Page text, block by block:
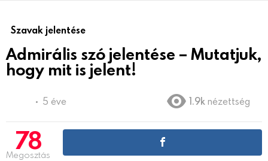
Szavak jelentése
Admirális szó jelentése – Mutatjuk,
hogy mit is jelent!
5 éve 1.9k nézettség
78
Megosztás